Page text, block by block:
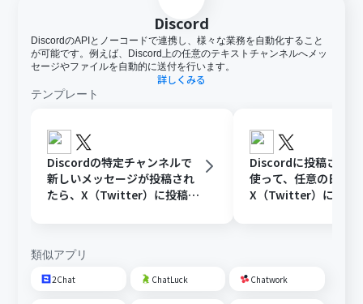
Discord
DiscordのAPIとノーコードで連携し、様々な業務を自動化すること
が可能です。例えば、Discord上の任意のテキストチャンネルへメッ
セージやファイルを自動的に送付を行います。
詳しくみる
テンプレート
Discordの特定チャンネルで
新しいメッセージが投稿され
たら、X（Twitter）に投稿す
Discordに投稿され
使って、任意の日時に
X（Twitter）に投稿
類似アプリ
2Chat ChatLuck Chatwork